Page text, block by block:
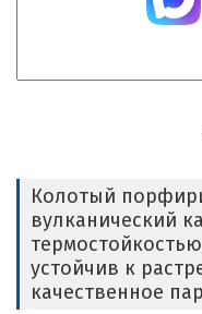
Колотый
вулканический
устойчив к
качественное